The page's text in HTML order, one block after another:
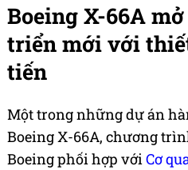
Boeing X-66A
triển mới với
tiến
Một trong những dự án
Boeing X-66A, chương
Boeing phối hợp vớiCơ